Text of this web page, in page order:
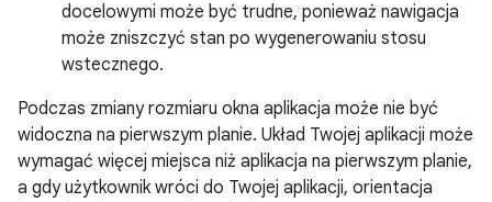
docelowymi może być trudne, ponieważ nawigacja
może zniszczyć stan po wygenerowaniu stosu
wstecznego.
Podczas zmiany rozmiaru okna aplikacja może nie być
widoczna na pierwszym planie. Układ Twojej aplikacji może
wymagać więcej miejsca niż aplikacja na pierwszym planie,
a gdy użytkownik wróci do Twojej aplikacji, orientacja